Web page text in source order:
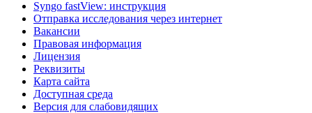
Syngo fastView: инструкция
Отправка исследования через интернет
Вакансии
Правовая информация
Лицензия
Реквизиты
Карта сайта
Доступная среда
Версия для слабовидящих